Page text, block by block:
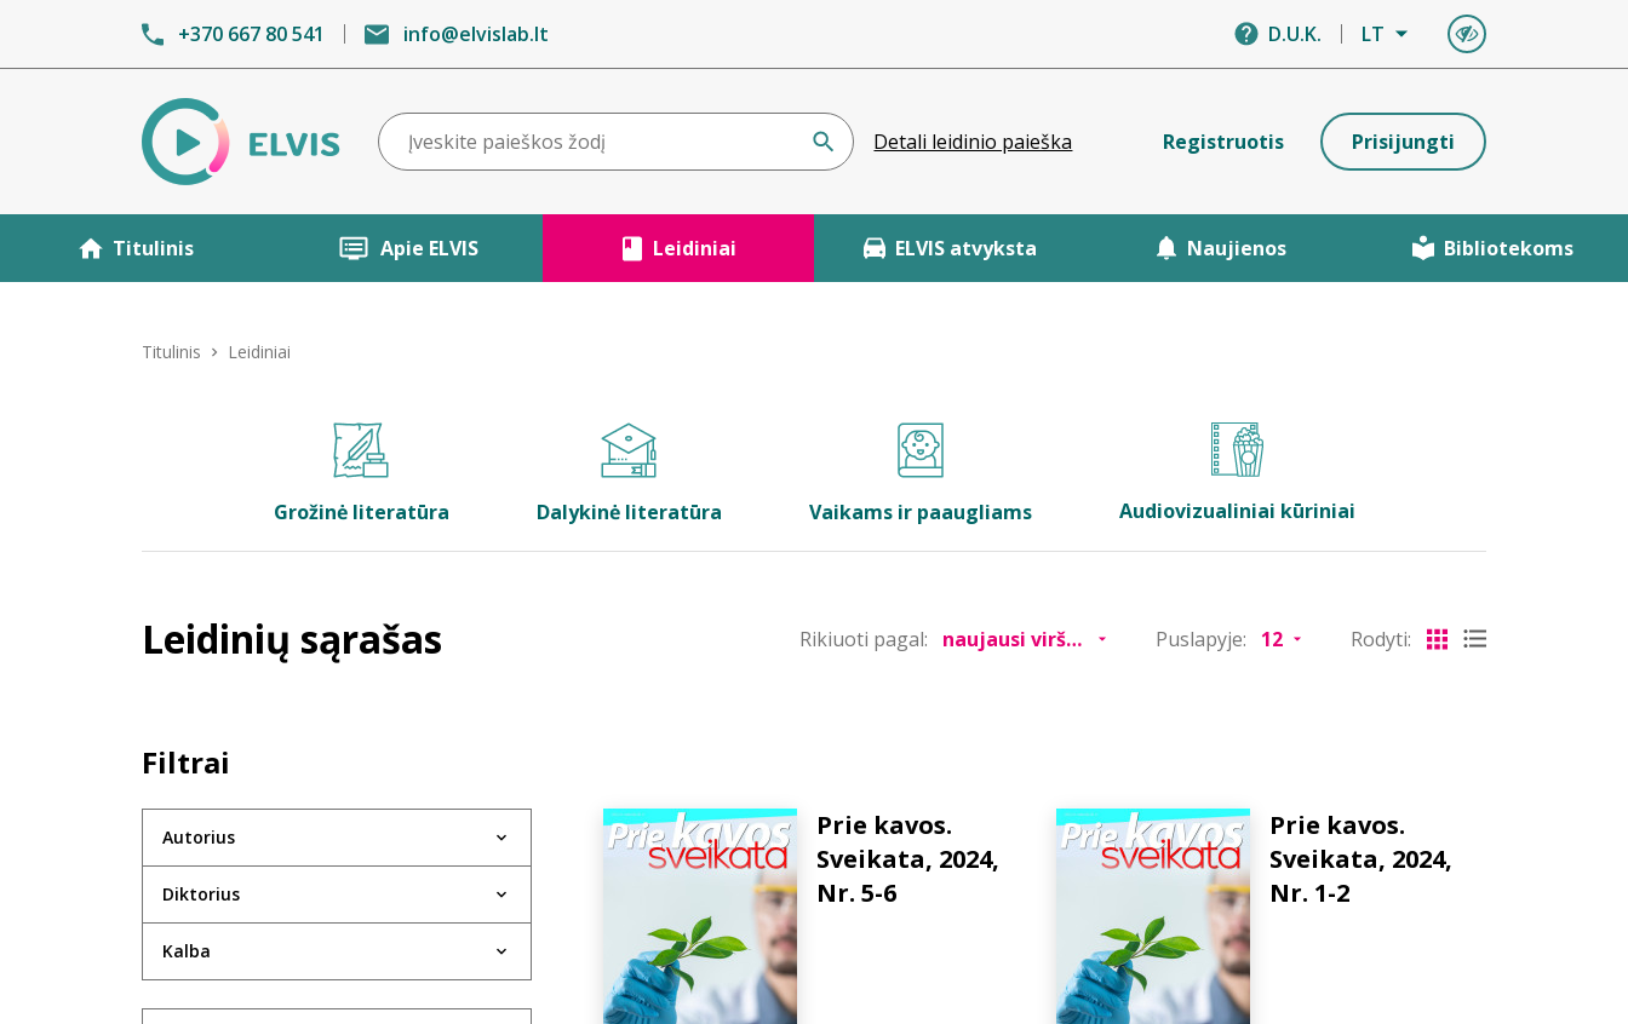
+370 667 80 541 info@elvislab.lt D.U.K. LT
Detali leidinio paieška Registruotis Prisijungti
Titulinis Apie ELVIS Leidiniai ELVIS atvyksta Naujienos Bibliotekoms
Titulinis Leidiniai
Grožinė literatūra Dalykinė literatūra Vaikams ir paaugliams Audiovizualiniai kūriniai
Leidinių sąrašas Rikiuoti pagal: Puslapyje: Rodyti:
Filtrai
Autorius
Diktorius
Kalba
Prie kavos.
Sveikata, 2024,
Nr. 5-6
Prie kavos.
Sveikata, 2024,
Nr. 1-2